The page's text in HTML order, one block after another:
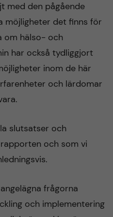
med den pågående
möjligheter det finns för
om hälso- och
har också tydliggjort
inom de här
och lärdomar
slutsatser och
och som vi
frågorna
och implementering